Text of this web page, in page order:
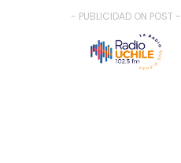
- PUBLICIDAD ON POST -